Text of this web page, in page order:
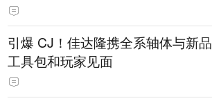
引爆 CJ！佳达隆携全系轴体与新品
工具包和玩家见面